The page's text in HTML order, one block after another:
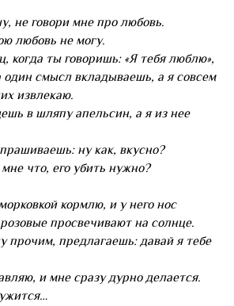
не говори мне про любовь.
любовь не могу.
когда ты говоришь: «Я тебя люблю»,
один смысл вкладываешь, а я совсем
извлекаю.
в шляпу апельсин, а я из нее
ну как, вкусно?
что, его убить нужно?
кормлю, и у него нос
просвечивают на солнце.
прочим, предлагаешь: давай я тебе
и мне сразу дурно делается.